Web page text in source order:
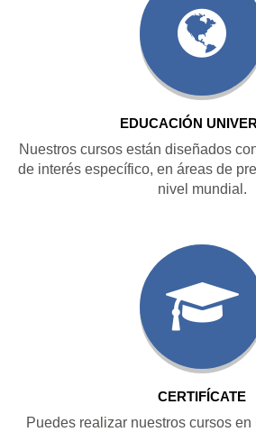
EDUCACIÓN
Nuestros cursos están diseñados
de interés específico, en áreas de
nivel mundial.
CERTIFÍCATE
Puedes realizar nuestros cursos